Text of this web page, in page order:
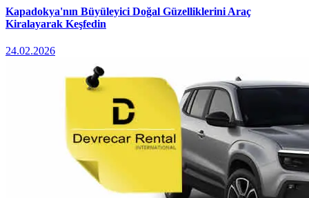
Kapadokya'nın Büyüleyici Doğal Güzelliklerini Araç
Kiralayarak Keşfedin
24.02.2026